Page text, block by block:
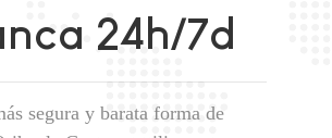
24h/7d
segura y barata forma de